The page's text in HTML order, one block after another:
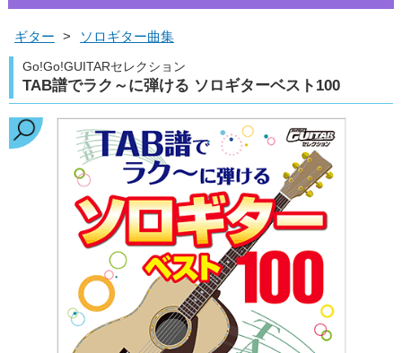
ギター > ソロギター曲集
Go!Go!GUITARセレクション
TAB譜でラク～に弾ける ソロギターベスト100